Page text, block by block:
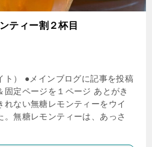
ティー割２杯目
ト） ●メインブログに記事を投稿
定ページを１ページ あとがき
ない無糖レモンティーをウイ
。無糖レモンティーは、あっさ